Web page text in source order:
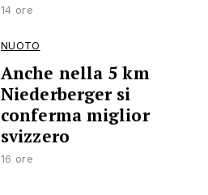
14 ore
NUOTO
Anche nella 5 km
Niederberger si
conferma miglior
svizzero
16 ore